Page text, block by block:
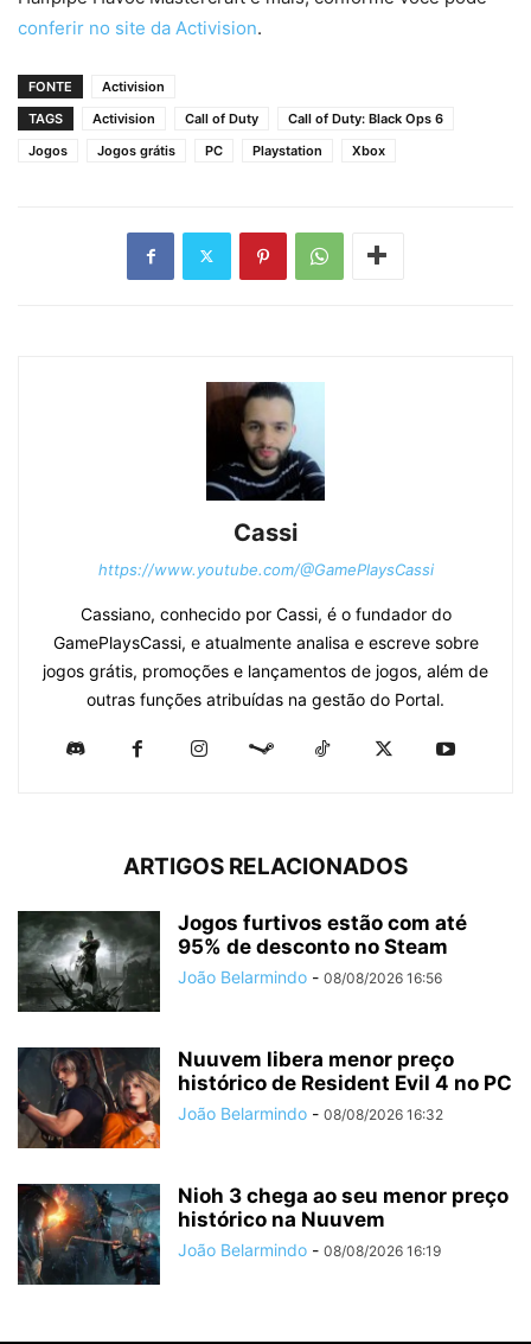
conferir no site da Activision.
FONTE
Activision
TAGS
Activision Call of Duty
Call of Duty: Black Ops 6
Jogos
Jogos grátis PC Playstation Xbox
Cassi
https://www.youtube.com/@GamePlaysCassi
Cassiano, conhecido por Cassi, é o fundador do
GamePlaysCassi, e atualmente analisa e escreve sobre
jogos grátis, promoções e lançamentos de jogos, além de
outras funções atribuídas na gestão do Portal.
ARTIGOS RELACIONADOS
Jogos furtivos estão com até
95% de desconto no Steam
João Belarmindo - 08/08/2026 16:56
Nuuvem libera menor preço
histórico de Resident Evil 4 no PC
João Belarmindo - 08/08/2026 16:32
Nioh 3 chega ao seu menor preço
histórico na Nuuvem
João Belarmindo - 08/08/2026 16:19